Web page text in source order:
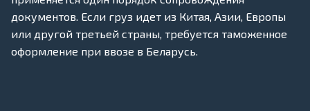
документов. Если груз идет из Китая, Азии, Европы
или другой третьей страны, требуется таможенное
оформление при ввозе в Беларусь.